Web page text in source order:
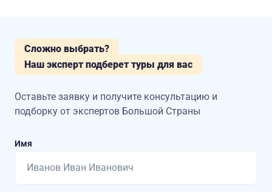
Сложно выбрать?
Наш эксперт подберет туры для вас
Оставьте заявку и получите консультацию и
подборку от экспертов Большой Страны
Имя